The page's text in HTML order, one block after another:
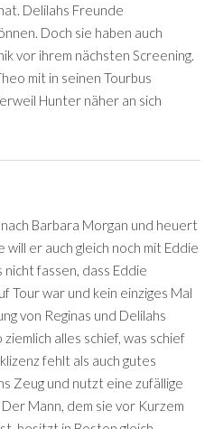
Delilahs Freunde
Doch sie haben auch
vor ihrem nächsten Screening.
mit in seinen Tourbus
Hunter näher an sich
Barbara Morgan und heuert
er auch gleich noch mit Eddie
nicht fassen, dass Eddie
Tour war und kein einziges Mal
von Reginas und Delilahs
alles schief, was schief
fehlt als auch gutes
Zeug und nutzt eine zufällige
Mann, dem sie vor Kurzem